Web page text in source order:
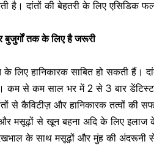
है। दांतों की बेहतरी के लिए एसिडिक
तक के लिए है जरूरी
लिए हानिकारक साबित हो सकती हैं।
कम से कम साल भर में 2 से 3 बार
से कैविटीज़ और हानिकारक तत्वों की
मसूढ़ों सेखूनबहना अदि के लिए
के साथ मसूढ़ों और मुंह की अंदरूनी